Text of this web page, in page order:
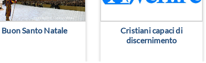
Buon Santo Natale
Cristiani capaci di
discernimento